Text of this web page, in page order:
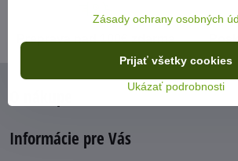
Preprava nad 100€ zdarma
Informácie pre Vás
Zásady ochrany osobných
Ukázať podrobnosti
Prijať všetky cookies